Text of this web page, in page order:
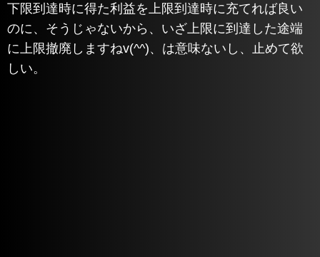
下限到達時に得た利益を上限到達時に充てれば良い
のに、そうじゃないから、いざ上限に到達した途端
に上限撤廃しますねv(^^)、は意味ないし、止めて欲
しい。